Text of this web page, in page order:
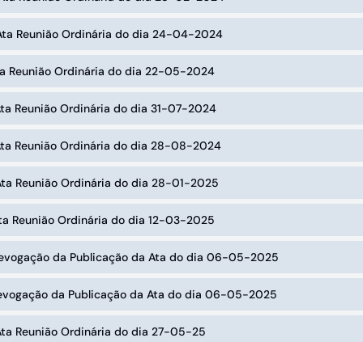
Reunião Ordinária do dia 24-04-2024
Reunião Ordinária do dia 22-05-2024
Reunião Ordinária do dia 31-07-2024
Reunião Ordinária do dia 28-08-2024
Reunião Ordinária do dia 28-01-2025
Reunião Ordinária do dia 12-03-2025
da Publicação da Ata do dia 06-05-2025
da Publicação da Ata do dia 06-05-2025
Reunião Ordinária do dia 27-05-25